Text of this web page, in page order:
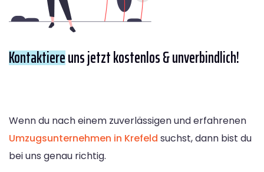
Kontaktiereuns jetzt kostenlos & unverbindlich!
Wenn du nach einem zuverlässigen und erfahrenen
Umzugsunternehmen in Krefeld suchst, dann bist du
bei uns genau richtig.